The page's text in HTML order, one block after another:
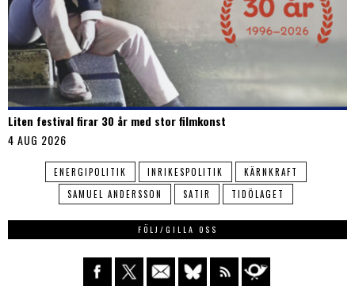
Liten festival firar 30 år med stor filmkonst
4 AUG 2026
ENERGIPOLITIK INRIKESPOLITIK
KÄRNKRAFT
SAMUEL ANDERSSON
SATIR TIDÖLAGET
FÖLJ/GILLA OSS